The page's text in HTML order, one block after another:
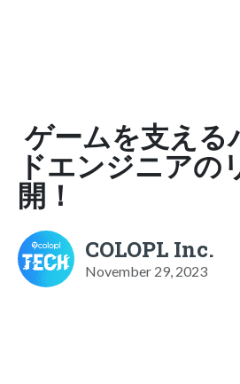
ゲームを支える
ドエンジニアの
開！
COLOPL Inc.
November 29, 2023